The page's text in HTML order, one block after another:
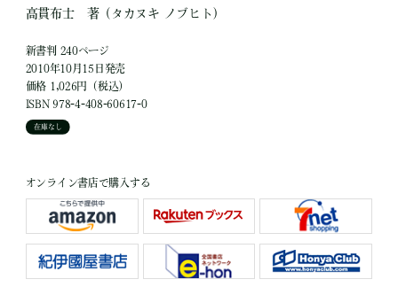
高貫布士 著（タカヌキ ノブヒト）
新書判 240ページ
2010年10月15日発売
価格 1,026円（税込）
ISBN 978-4-408-60617-0
在庫なし
オンライン書店で購入する